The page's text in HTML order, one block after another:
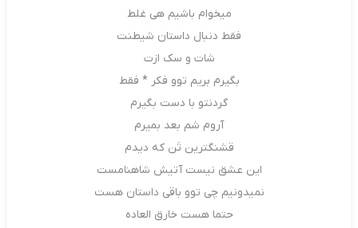
میخوام باشیم هی غلط
فقط دنبال داستان شیطنت
شات و سک ازت
بگیرم بریم توو فکر * فقط
گردنتو با دست بگیرم
آروم شم بعد بمیرم
قشنگترین تَن که دیدم
این عشق نیست آتیش شاهنامست
نمیدونیم چی توو باقی داستان هست
حتما هست خارق العاده